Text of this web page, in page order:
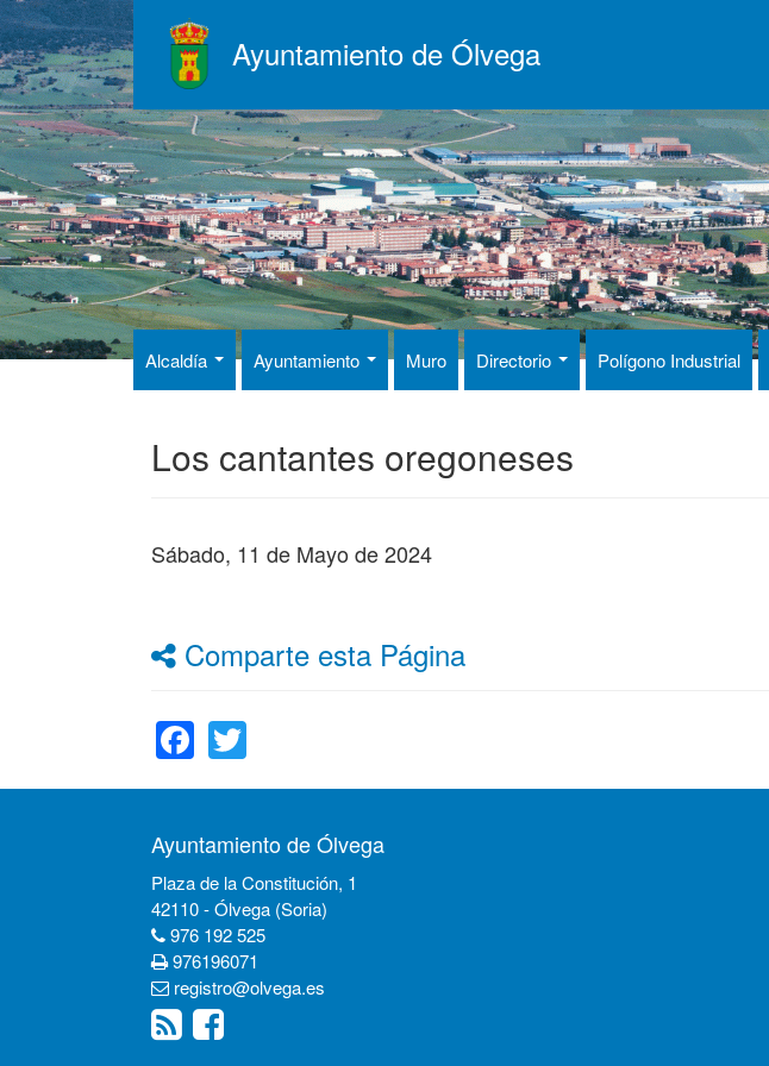
Pasar
al
contenido
principal
Ayuntamiento de Ólvega
Alcaldía Ayuntamiento Muro Directorio Polígono Industrial
Los cantantes oregoneses
Sábado, 11 de Mayo de 2024
Comparte esta Página
Facebook
Ayuntamiento de Ólvega
Plaza de la Constitución, 1
42110 - Ólvega (Soria)
976 192 525
976196071
registro@olvega.es